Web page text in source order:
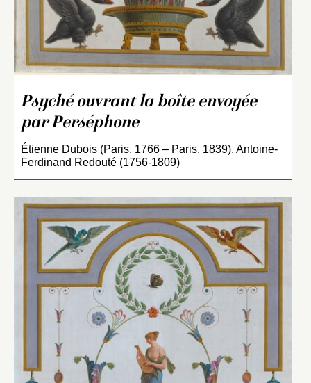
Psyché ouvrant la boîte envoyée
par Perséphone
Étienne Dubois (Paris, 1766 – Paris, 1839), Antoine-
Ferdinand Redouté (1756-1809)